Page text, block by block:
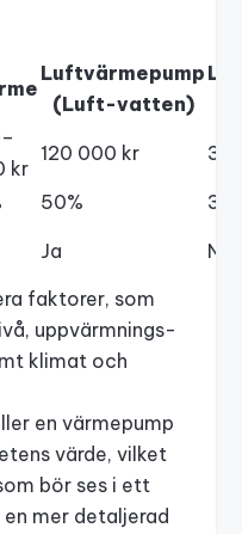
Luftvärmepump
(Luft-vatten)
kr
120 000 kr 30
50%
Ja
Nej
faktorer, som
uppvärmnings-
klimat och
en värmepump
värde, vilket
bör ses i ett
mer detaljerad